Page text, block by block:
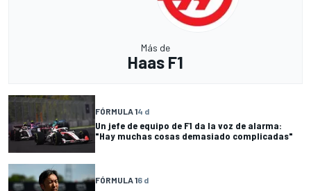
Más de
Haas F1
FÓRMULA 14 d
Un jefe de equipo de F1 da la voz de alarma:
"Hay muchas cosas demasiado complicadas"
FÓRMULA 16 d